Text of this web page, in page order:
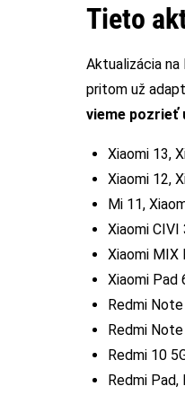
Tieto
Aktualizácia
pritom už
vieme pozrieť
Xiaomi 13,
Xiaomi 12,
Mi 11,
Xiaomi CIVI
Xiaomi MIX
Xiaomi Pad
Redmi
Redmi
Redmi 10
Redmi Pad,